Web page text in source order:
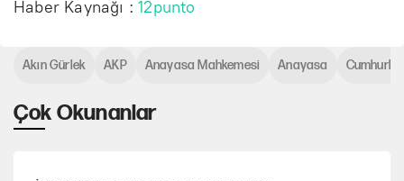
Haber Kaynağı :12punto
Çok Okunanlar
Akın Gürlek AKP Anayasa Mahkemesi Anayasa